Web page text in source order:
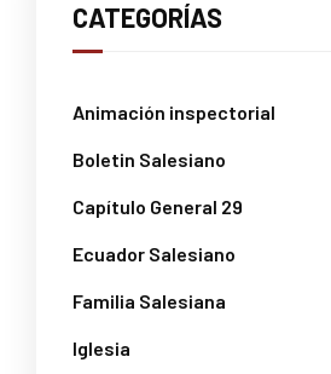
CATEGORÍAS
Animación inspectorial
Boletin Salesiano
Capítulo General 29
Ecuador Salesiano
Familia Salesiana
Iglesia